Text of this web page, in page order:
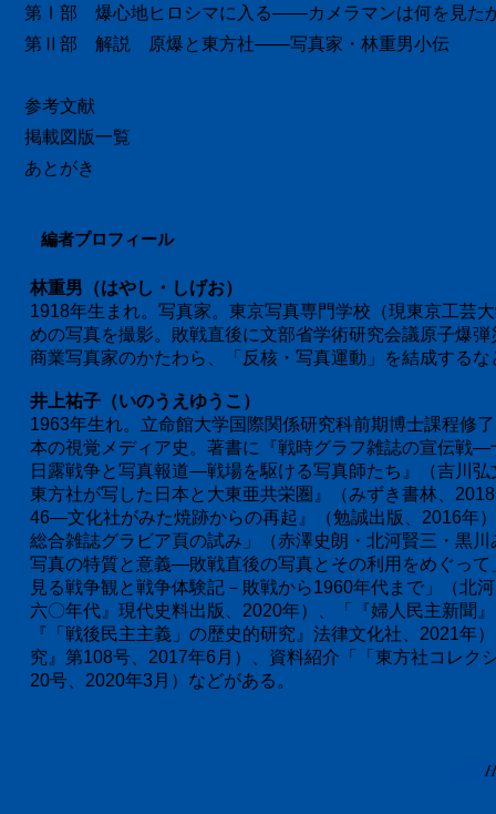
第Ⅰ部 爆心地ヒロシマに入る――カメラマンは何を見た
第Ⅱ部 解説 原爆と東方社――写真家・林重男小伝
参考文献
掲載図版一覧
あとがき
編者プロフィール
林重男（はやし・しげお）
1918年生まれ。写真家。東京写真専門学校（現東京工芸
めの写真を撮影。敗戦直後に文部省学術研究会議原子爆
商業写真家のかたわら、「反核・写真運動」を結成する
井上祐子（いのうえゆうこ）
1963年生れ。立命館大学国際関係研究科前期博士課程修
本の視覚メディア史。著書に『戦時グラフ雑誌の宣伝戦
日露戦争と写真報道―戦場を駆ける写真師たち』（吉川
東方社が写した日本と大東亜共栄圏』（みずき書林、
46―文化社がみた焼跡からの再起』（勉誠出版、2016年
総合雑誌グラビア頁の試み」（赤澤史朗・北河賢三・黒
写真の特質と意義―敗戦直後の写真とその利用をめぐっ
見る戦争観と戦争体験記－敗戦から1960年代まで」（北
六〇年代』現代史料出版、2020年）、「『婦人民主新聞
『「戦後民主主義」の歴史的研究』法律文化社、2021年
究』第108号、2017年6月）、資料紹介「「東方社コレ
20号、2020年3月）などがある。